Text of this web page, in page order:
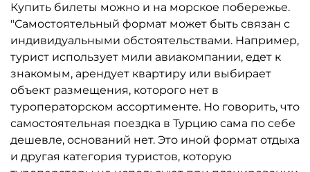
Купить билеты можно и на морское побережье.
"Самостоятельный формат может быть связан с
индивидуальными обстоятельствами. Например,
турист использует мили авиакомпании, едет к
знакомым, арендует квартиру или выбирает
объект размещения, которого нет в
туроператорском ассортименте. Но говорить, что
самостоятельная поездка в Турцию сама по себе
дешевле, оснований нет. Это иной формат отдыха
и другая категория туристов, которую